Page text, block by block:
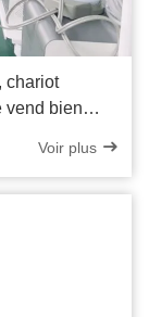
chariot
vend bien
Voir plus